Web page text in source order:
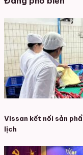
Vissan kết nối sản
lịch